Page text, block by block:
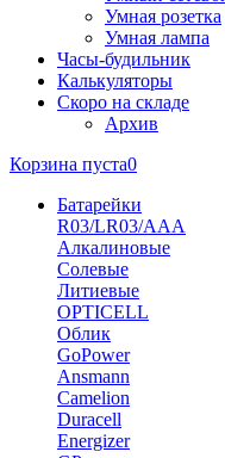
Умная розетка
Умная лампа
Часы-будильник
Калькуляторы
Скоро на складе
Архив
Корзина пуста0
Батарейки
R03/LR03/AAA
Алкалиновые
Солевые
Литиевые
OPTICELL
Облик
GoPower
Ansmann
Camelion
Duracell
Energizer